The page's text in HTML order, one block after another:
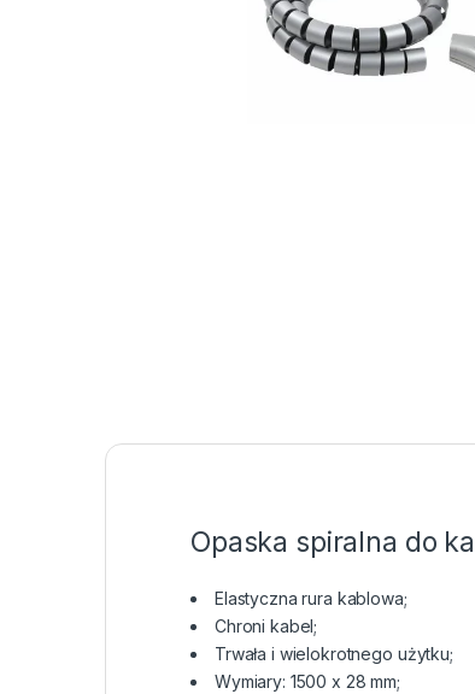
Opaska spiralna do
Elastyczna rura kablowa;
Chroni kabel;
Trwała i wielokrotnego użytku;
Wymiary: 1500 x 28 mm;